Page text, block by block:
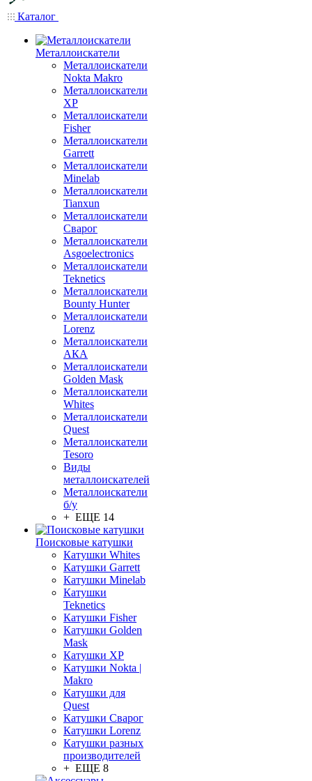
Каталог
Металлоискатели
Металлоискатели
Nokta Makro
Металлоискатели
XP
Металлоискатели
Fisher
Металлоискатели
Garrett
Металлоискатели
Minelab
Металлоискатели
Tianxun
Металлоискатели
Сварог
Металлоискатели
Asgoelectronics
Металлоискатели
Teknetics
Металлоискатели
Bounty Hunter
Металлоискатели
Lorenz
Металлоискатели
АКА
Металлоискатели
Golden Mask
Металлоискатели
Whites
Металлоискатели
Quest
Металлоискатели
Tesoro
Виды
металлоискателей
Металлоискатели
б/у
+ ЕЩЕ 14
Поисковые катушки
Катушки Whites
Катушки Garrett
Катушки Minelab
Катушки
Teknetics
Катушки Fisher
Катушки Golden
Mask
Катушки XP
Катушки Nokta |
Makro
Катушки для
Quest
Катушки Сварог
Катушки Lorenz
Катушки разных
производителей
+ ЕЩЕ 8